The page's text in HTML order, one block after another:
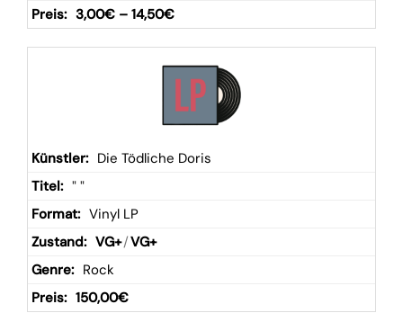
3,00€ – 14,50€
Die Tödliche Doris
" "
Vinyl LP
VG+/VG+
Rock
150,00€